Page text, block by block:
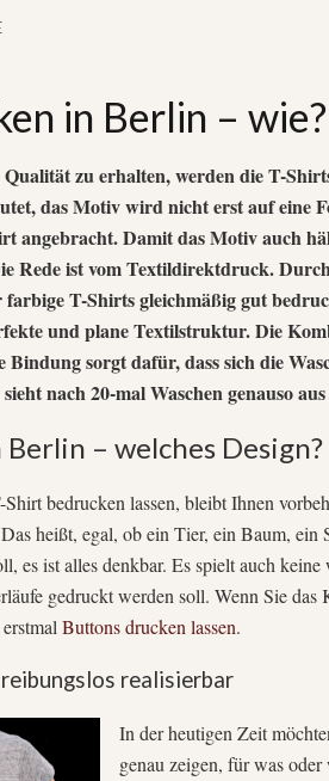
in Berlin – wie?
zu erhalten, werden die T-
das Motiv wird nicht erst auf eine
angebracht. Damit das Motiv auch
Rede ist vom Textildirektdruck.
T-Shirts gleichmäßig gut
und plane Textilstruktur. Die
sorgt dafür, dass sich die
nach 20-mal Waschen genauso
– welches Design?
bedrucken lassen, bleibt Ihnen
heißt, egal, ob ein Tier, ein Baum, ein
es ist alles denkbar. Es spielt auch
gedruckt werden soll. Wenn Sie das
Buttons drucken lassen.
realisierbar
In der heutigen Zeit
genau zeigen, für was